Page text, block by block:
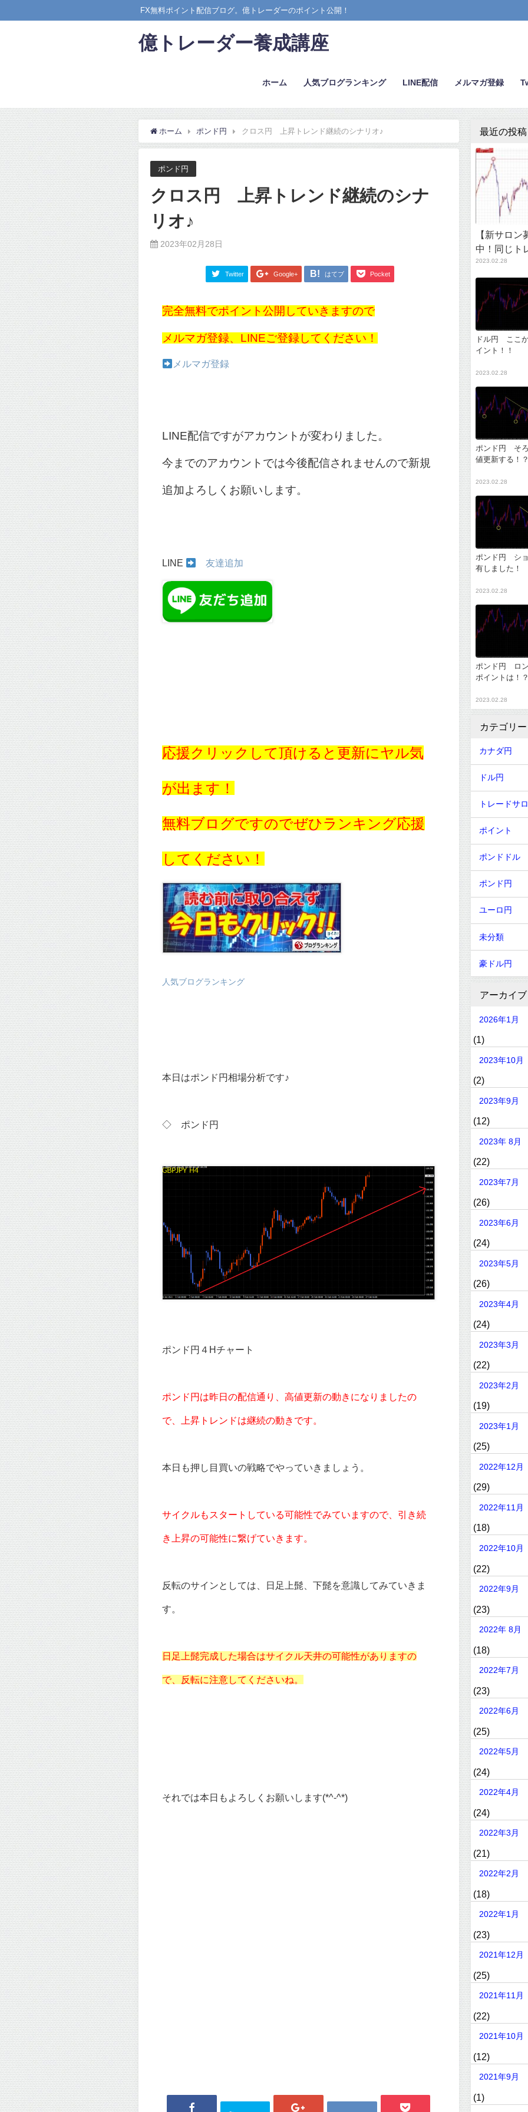
FX無料ポイント配信ブログ。億トレーダーのポイント公開！
億トレーダー養成講座
ホーム 人気ブログランキング LINE配信 メルマガ登録
ホーム ポンド円 クロス円 上昇トレンド継続のシナリオ♪
ポンド円
クロス円 上昇トレンド継続のシナ
リオ♪
2023年02月28日
Twitter Google+ はてブ Pocket
完全無料でポイント公開していきますので
メルマガ登録、LINEご登録してください！
メルマガ登録
LINE配信ですがアカウントが変わりました。
今までのアカウントでは今後配信されませんので新規
追加よろしくお願いします。
LINE 友達追加
応援クリックして頂けると更新にヤル気
が出ます！
無料ブログですのでぜひランキング応援
してください！
人気ブログランキング
本日はポンド円相場分析です♪
◇ ポンド 円
ポンド円４Hチャート
ポンド円は昨日の配信通り、高値更新の動きになりましたの
で、上昇トレンドは継続の動きです。
本日も押し目買いの戦略でやっていきましょう。
サイクルもスタートしている可能性でみていますので、引き続
き上昇の可能性に繋げていきます。
反転のサインとしては、日足上髭、下髭を意識してみていきま
す。
日足上髭完成した場合はサイクル天井の可能性がありますの
で、反転に注意してくださいね。
それでは本日もよろしくお願いします(*^-^*)
最近の投稿
【新サロ
中！同じト
2023.02.28
ドル円 ここ
イント！！
2023.02.28
ポンド円 そ
値更新する！
2023.02.28
ポンド円 シ
有しました！
2023.02.28
ポンド円 ロ
ポイントは！
2023.02.28
カテゴリー
カナダ円
ドル円
トレードサ
ポイント
ポンドドル
ポンド円
ユーロ円
未分類
豪ドル円
アーカイブ
2026年1月
(1)
2023年10月
(2)
2023年9月
(12)
2023年 8月
(22)
2023年7月
(26)
2023年6月
(24)
2023年5月
(26)
2023年4月
(24)
2023年3月
(22)
2023年2月
(19)
2023年1月
(25)
2022年12月
(29)
2022年11月
(18)
2022年10月
(22)
2022年9月
(23)
2022年 8月
(18)
2022年7月
(23)
2022年6月
(25)
2022年5月
(24)
2022年4月
(24)
2022年3月
(21)
2022年2月
(18)
2022年1月
(23)
2021年12月
(25)
2021年11月
(22)
2021年10月
(12)
2021年9月
(1)